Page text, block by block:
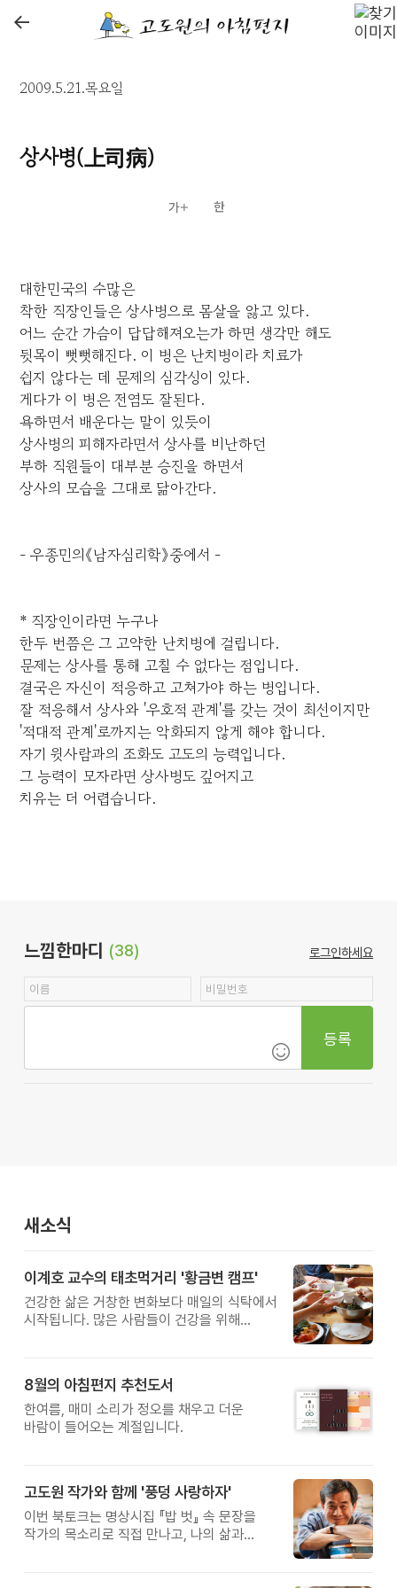
←
2009.5.21.목요일
상사병(上司病)
대한민국의 수많은
착한 직장인들은 상사병으로 몸살을 앓고 있다.
어느 순간 가슴이 답답해져오는가 하면 생각만 해도
뒷목이 뻣뻣해진다. 이 병은 난치병이라 치료가
쉽지 않다는 데 문제의 심각성이 있다.
게다가 이 병은 전염도 잘된다.
욕하면서 배운다는 말이 있듯이
상사병의 피해자라면서 상사를 비난하던
부하 직원들이 대부분 승진을 하면서
상사의 모습을 그대로 닮아간다.
- 우종민의《남자심리학》중에서 -
* 직장인이라면 누구나
한두 번쯤은 그 고약한 난치병에 걸립니다.
문제는 상사를 통해 고칠 수 없다는 점입니다.
결국은 자신이 적응하고 고쳐가야 하는 병입니다.
잘 적응해서 상사와 '우호적 관계'를 갖는 것이 최선이지만
'적대적 관계'로까지는 악화되지 않게 해야 합니다.
자기 윗사람과의 조화도 고도의 능력입니다.
그 능력이 모자라면 상사병도 깊어지고
치유는 더 어렵습니다.
느낌한마디 (38) 로그인하세요
등록
새소식
이계호 교수의 태초먹거리 '황금변 캠프'
건강한 삶은 거창한 변화보다 매일의 식탁에서
시작됩니다. 많은 사람들이 건강을 위해
받은 이계호 교수와 함께하는 태초먹거리
황금변 캠프
8월의 아침편지 추천도서
한여름, 매미 소리가 정오를 채우고 더운
바람이 들어오는 계절입니다.
고도원 작가와 함께 '풍덩 사랑하자'
이번 북토크는 명상시집 『밥 벗』 속 문장을
작가의 목소리로 직접 만나고, 나의 삶과